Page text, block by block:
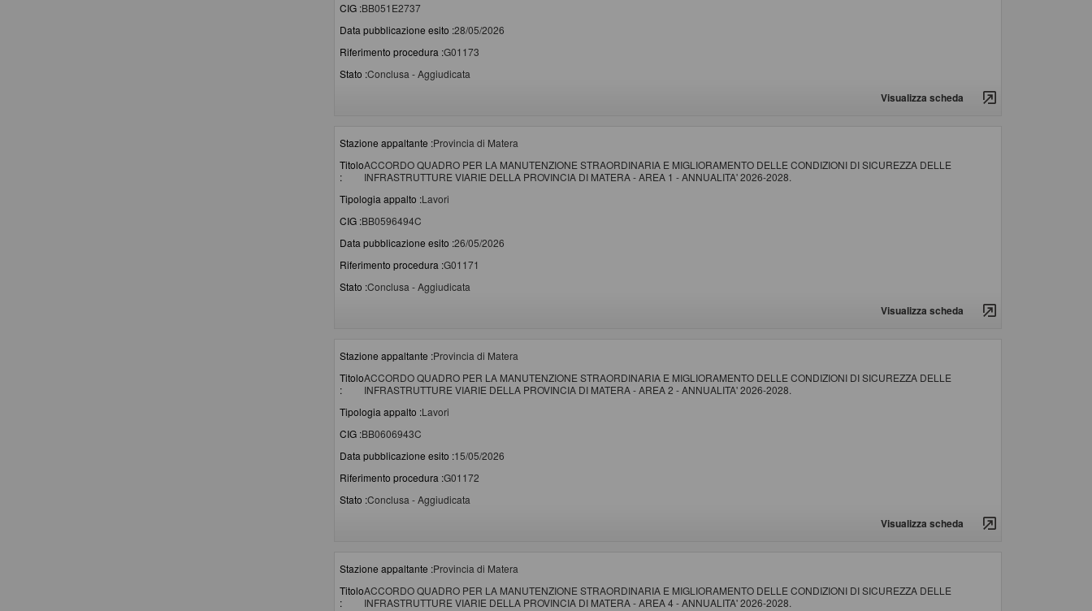
CIG :BB051E2737
Data pubblicazione esito :28/05/2026
Riferimento procedura :G01173
Stato :Conclusa - Aggiudicata
Visualizza scheda
Stazione appaltante :Provincia di Matera
Titolo
:
ACCORDO QUADRO PER LA MANUTENZIONE STRAORDINARIA E MIGLIORAMENTO DELLE CONDIZIONI DI SICUREZZA DELLE
INFRASTRUTTURE VIARIE DELLA PROVINCIA DI MATERA - AREA 1 - ANNUALITA' 2026-2028.
Tipologia appalto :Lavori
CIG :BB0596494C
Data pubblicazione esito :26/05/2026
Riferimento procedura :G01171
Stato :Conclusa - Aggiudicata
Visualizza scheda
Stazione appaltante :Provincia di Matera
Titolo
:
ACCORDO QUADRO PER LA MANUTENZIONE STRAORDINARIA E MIGLIORAMENTO DELLE CONDIZIONI DI SICUREZZA DELLE
INFRASTRUTTURE VIARIE DELLA PROVINCIA DI MATERA - AREA 2 - ANNUALITA' 2026-2028.
Tipologia appalto :Lavori
CIG :BB0606943C
Data pubblicazione esito :15/05/2026
Riferimento procedura :G01172
Stato :Conclusa - Aggiudicata
Visualizza scheda
Stazione appaltante :Provincia di Matera
Titolo
:
ACCORDO QUADRO PER LA MANUTENZIONE STRAORDINARIA E MIGLIORAMENTO DELLE CONDIZIONI DI SICUREZZA DELLE
INFRASTRUTTURE VIARIE DELLA PROVINCIA DI MATERA - AREA 4 - ANNUALITA' 2026-2028.